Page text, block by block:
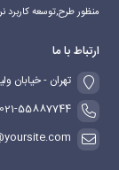
منظور طرح,توسعه کاربرد
ارتباط با ما
تهران - خیابان
021-55887744